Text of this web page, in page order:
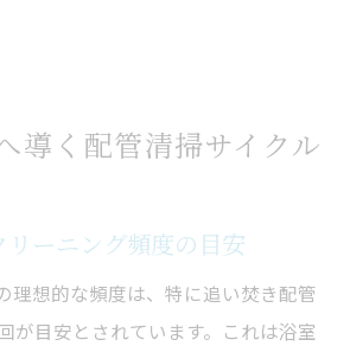
導く配管清掃サイクル
ーニング頻度の目安
理想的な頻度は、特に追い焚き配管
が目安とされています。これは浴室